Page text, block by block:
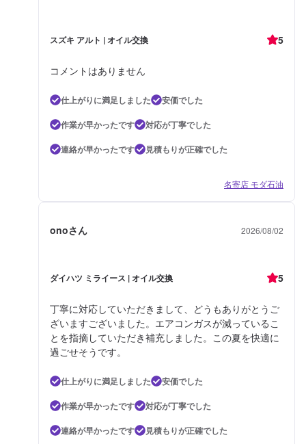
スズキ アルト | オイル交換 5
コメントはありません
仕上がりに満足しました
安価でした
作業が早かったです
対応が丁寧でした
連絡が早かったです
見積もりが正確でした
名寄店 モダ石油
onoさん 2026/08/02
ダイハツ ミライース | オイル交換 5
丁寧に対応していただきまして、どうもありがとうご
ざいますございました。エアコンガスが減っているこ
とを指摘していただき補充しました。この夏を快適に
過ごせそうです。
仕上がりに満足しました
安価でした
作業が早かったです
対応が丁寧でした
連絡が早かったです
見積もりが正確でした